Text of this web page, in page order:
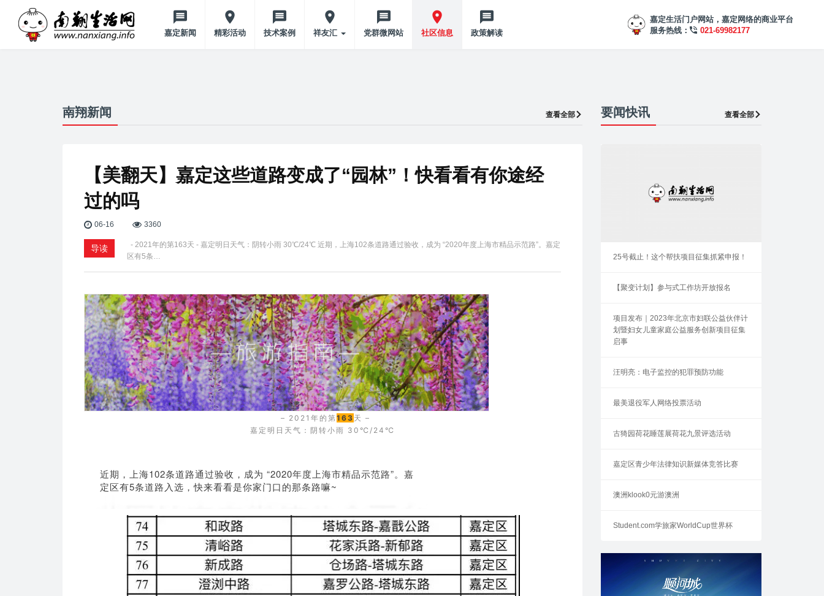
嘉定新闻 精彩活动 技术案例 祥友汇 党群微网站 社区信息 政策解读
嘉定生活门户网站，嘉定网络的商业平台
服务热线：
021-69982177
南翔新闻 查看全部
【美翻天】嘉定这些道路变成了“园林”！快看看有你途经
过的吗
06-16 3360
导读
- 2021年的第163天 - 嘉定明日天气：阴转小雨 30℃/24℃ 近期，上海102条道路通过验收，成为 “2020年度上海市精品示范路”。嘉定
区有5条…
– 2021年的第163 天 –
嘉定明日天气：阴转小雨 30℃/24℃
近期，上海102条道路通过验收，成为 “2020年度上海市精品示范路”。嘉
定区有5条道路入选，快来看看是你家门口的那条路嘛~
要闻快讯 查看全部
25号截止！这个帮扶项目征集抓紧申报！
【聚变计划】参与式工作坊开放报名
项目发布｜2023年北京市妇联公益伙伴计
划暨妇女儿童家庭公益服务创新项目征集
启事
汪明亮：电子监控的犯罪预防功能
最美退役军人网络投票活动
古猗园荷花睡莲展荷花九景评选活动
嘉定区青少年法律知识新媒体竞答比赛
澳洲klook0元游澳洲
Student.com学旅家WorldCup世界杯